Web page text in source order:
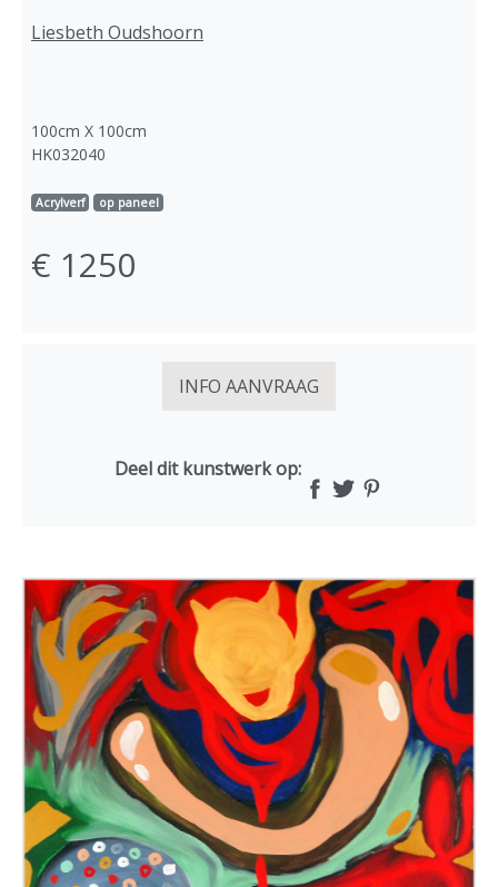
Liesbeth Oudshoorn
100cm X 100cm
HK032040
Acrylverf op paneel
€ 1250
INFO AANVRAAG
Deel dit kunstwerk op: